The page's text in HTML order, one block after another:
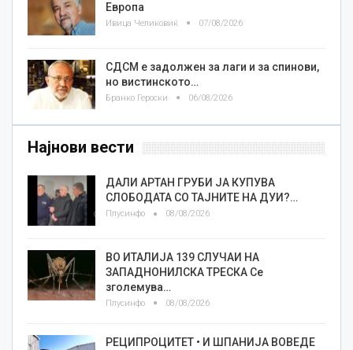
Европа
Ивица Челиковиќ 07/08/2026
СДСМ е задолжен за лаги и за спинови,
но вистинското…
Бранко Героски 06/08/2026
Најнови вести
ДАЛИ АРТАН ГРУБИ ЈА КУПУВА
СЛОБОДАТА СО ТАЈНИТЕ НА ДУИ?…
Плусинфо 08/08/2026
ВО ИТАЛИЈА 139 СЛУЧАИ НА
ЗАПАДНОНИЛСКА ТРЕСКА Се
зголемува…
Плусинфо 08/08/2026
РЕЦИПРОЦИТЕТ • И ШПАНИЈА ВОВЕДЕ